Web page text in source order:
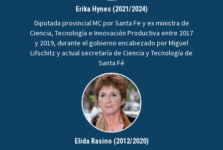
Erika Hynes (2021/2024)
Diputada provincial MC por Santa Fe y ex ministra de
Ciencia, Tecnología e Innovación Productiva entre 2017
y 2019, durante el gobierno encabezado por Miguel
Lifschitz y actual secretaría de Ciencia y Tecnología de
Santa Fé
Elida Rasino (2012/2020)